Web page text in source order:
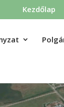
Kezdőlap